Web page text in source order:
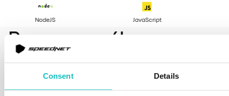
Consent Details
Proces współpracy
Stosujemy sprawdzoną metodologię, która pomaga
nam w niezawodnym i przewidywalnym dostarczaniu
oprogramowania.